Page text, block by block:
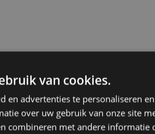
van cookies.
en advertenties te personaliseren
over uw gebruik van onze site
combineren met andere informatie